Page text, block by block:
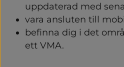
uppdaterad med
vara ansluten till
befinna dig i det
ett VMA.